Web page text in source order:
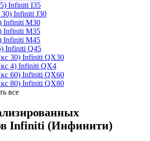
Infiniti I35
Infiniti J30
Infiniti M30
Infiniti M35
Infiniti M45
Infiniti Q45
Infiniti QX30
Infiniti QX4
Infiniti QX60
Infiniti QX80
все
Infiniti (Инфинити)